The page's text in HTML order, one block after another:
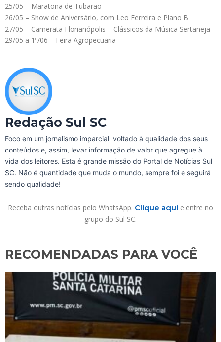
25/05 – Maratona de Tubarão
26/05 – Show de Aniversário, com Leo Ferreira e Plano B
27/05 – Camerata Florianópolis – Clássicos da Música Sertaneja
29/05 a 1º/06 – Feira Agropecuária
Redação Sul SC
Foco em um jornalismo imparcial, voltado à qualidade dos seus
conteúdos e, assim, levar informação de valor que agregue à
vida dos leitores. Esta é grande missão do Portal de Notícias Sul
SC. Não é quantidade que muda o mundo, sempre foi e seguirá
sendo qualidade!
Receba outras notícias pelo WhatsApp. Clique aqui e entre no
grupo do Sul SC.
RECOMENDADAS PARA VOCÊ​